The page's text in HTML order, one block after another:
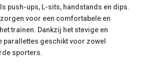
push-ups, L-sits, handstands en dips.
voor een comfortabele en
trainen. Dankzij het stevige en
parallettes geschikt voor zowel
sporters.